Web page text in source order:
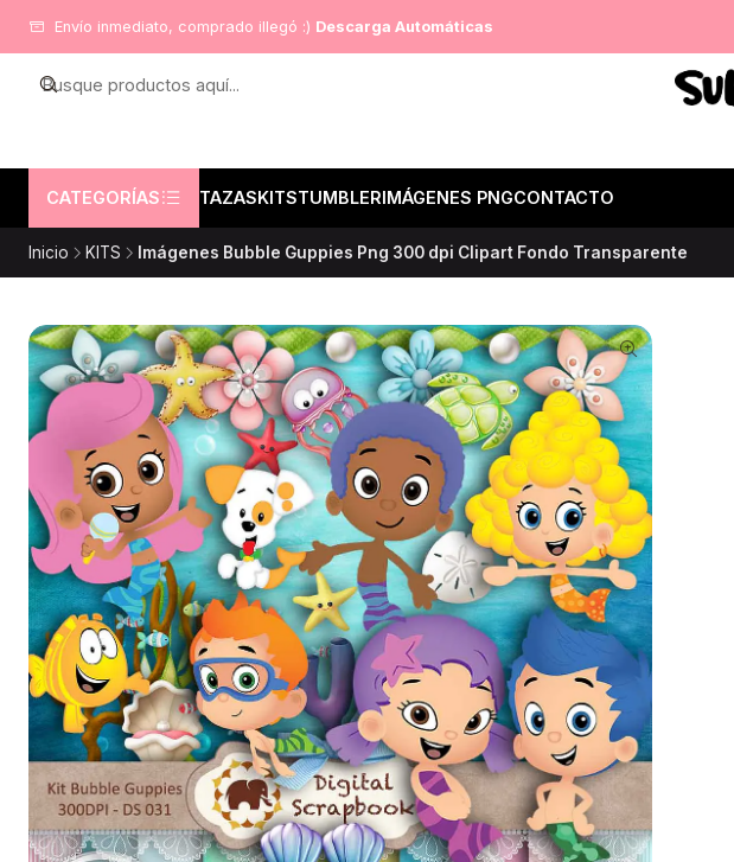
CATEGORÍAS TAZASKITSTUMBLERIMÁGENES PNGCONTACTO
Envío inmediato, comprado illegó :) Descarga Automáticas
Inicio KITS Imágenes Bubble Guppies Png 300 dpi Clipart Fondo Transparente